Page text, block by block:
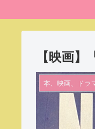
【映画
本、映画、ドラ